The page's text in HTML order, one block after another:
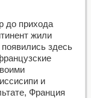
до прихода
жили
здесь
и
Франция